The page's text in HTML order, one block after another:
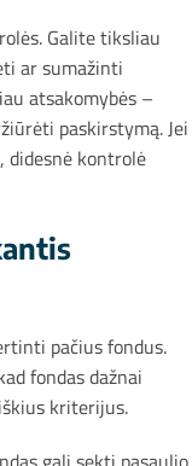
Galite tiksliau
ar sumažinti
atsakomybės –
paskirstymą. Jei
didesnė kontrolė
pačius fondus.
fondas dažnai
kriterijus.